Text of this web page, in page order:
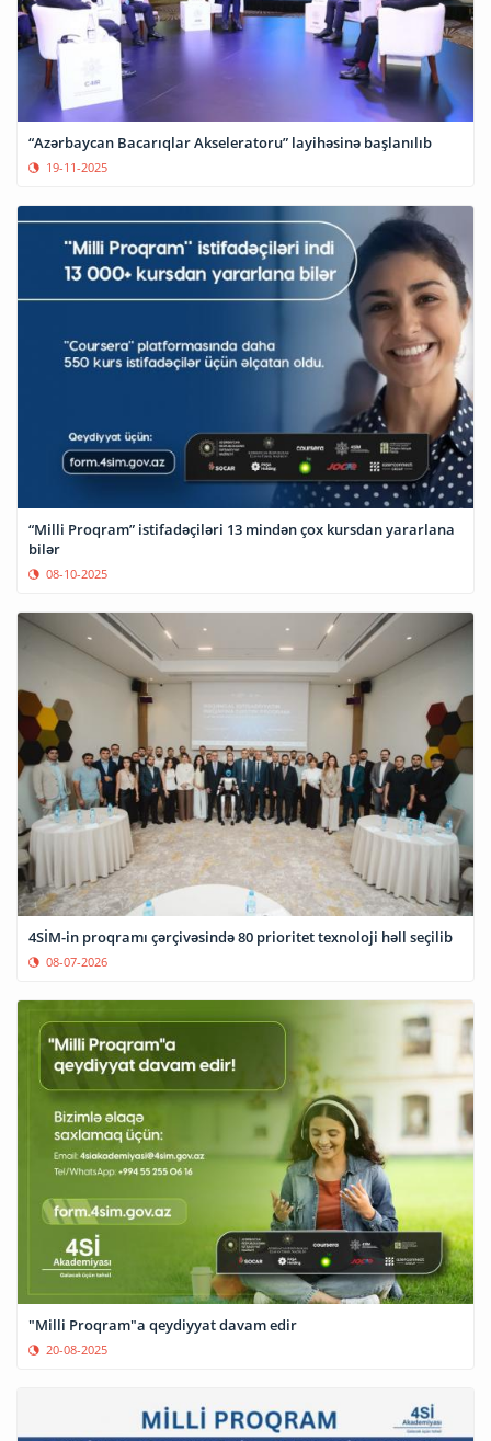
“Azərbaycan Bacarıqlar Akseleratoru” layihəsinə başlanılıb
19-11-2025
“Milli Proqram” istifadəçiləri 13 mindən çox kursdan yararlana
bilər
08-10-2025
4SİM-in proqramı çərçivəsində 80 prioritet texnoloji həll seçilib
08-07-2026
"Milli Proqram"a qeydiyyat davam edir
20-08-2025